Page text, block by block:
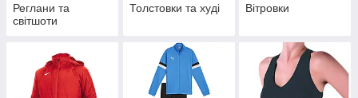
Реглани та
світшоти
Толстовки та худі Вітровки